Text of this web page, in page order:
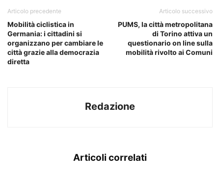
Articolo precedente
Mobilità ciclistica in
Germania: i cittadini si
organizzano per cambiare le
città grazie alla democrazia
diretta
Articolo successivo
PUMS, la città metropolitana
di Torino attiva un
questionario on line sulla
mobilità rivolto ai Comuni
Redazione
Articoli correlati